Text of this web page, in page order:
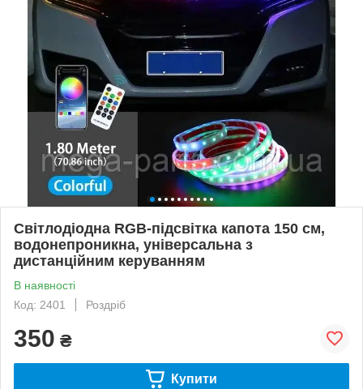
Світлодіодна RGB-підсвітка капота 150 см,
водонепроникна, універсальна з
дистанційним керуванням
В наявності
Код: 2401
Роздріб
350 ₴
Купити